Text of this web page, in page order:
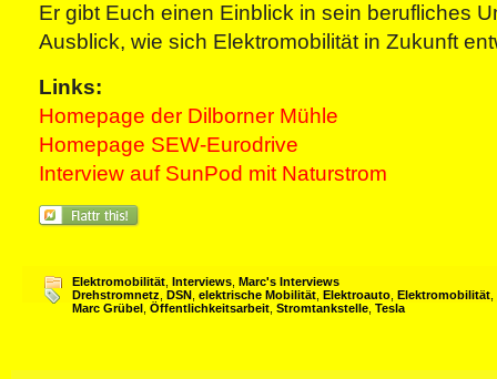
Er gibt Euch einen Einblick in sein berufliches
Ausblick, wie sich Elektromobilität in Zukunft
Links:
Homepage der Dilborner Mühle
Homepage SEW-Eurodrive
Interview auf SunPod mit Naturstrom
Elektromobilität Interviews Marc's Interviews
Drehstromnetz DSN elektrische Mobilität Elektroauto Elektromobilität
Marc Grübel Öffentlichkeitsarbeit Stromtankstelle Tesla